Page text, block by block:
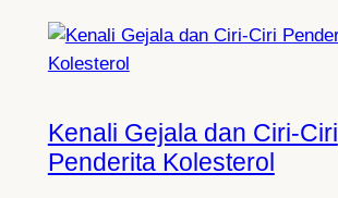
Kenali Gejala dan Ciri-Ciri
Penderita Kolesterol